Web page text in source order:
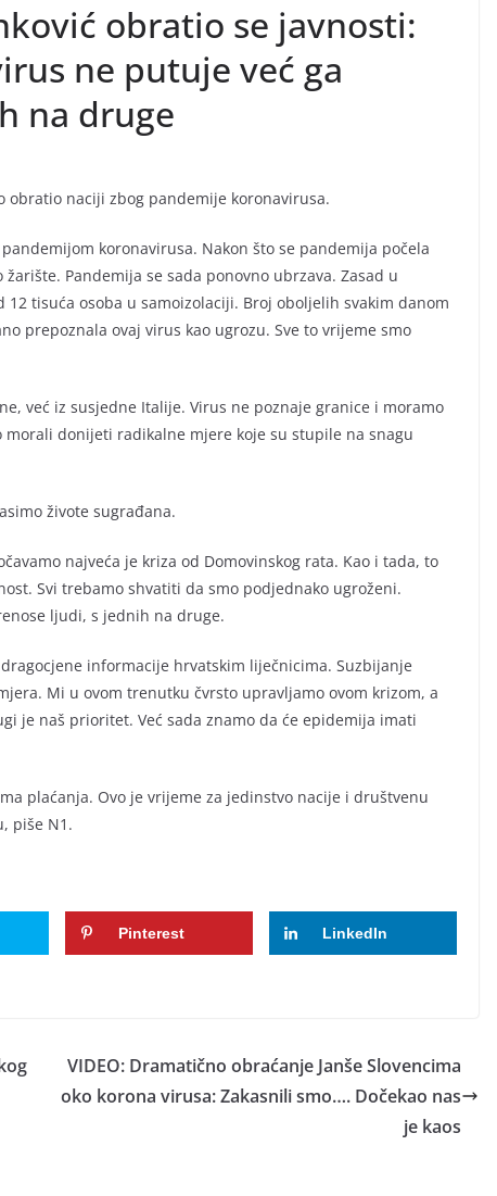
obratio se javnosti:
ne putuje već ga
na druge
obratio naciji zbog pandemije koronavirusa.
koronavirusa. Nakon što se pandemija počela
Pandemija se sada ponovno ubrzava. Zasad u
12 tisuća osoba u samoizolaciji. Broj oboljelih svakim danom
prepoznala ovaj virus kao ugrozu. Sve to vrijeme smo
već iz susjedne Italije. Virus ne poznaje granice i moramo
donijeti radikalne mjere koje su stupile na snagu
živote sugrađana.
najveća je kriza od Domovinskog rata. Kao i tada, to
Svi trebamo shvatiti da smo podjednako ugroženi.
ljudi, s jednih na druge.
informacije hrvatskim liječnicima. Suzbijanje
Mi u ovom trenutku čvrsto upravljamo ovom krizom, a
je naš prioritet. Već sada znamo da će epidemija imati
plaćanja. Ovo je vrijeme za jedinstvo nacije i društvenu
piše N1.
Pinterest LinkedIn
VIDEO: Dramatično obraćanje Janše Slovencima
oko korona virusa: Zakasnili smo…. Dočekao nas
je kaos